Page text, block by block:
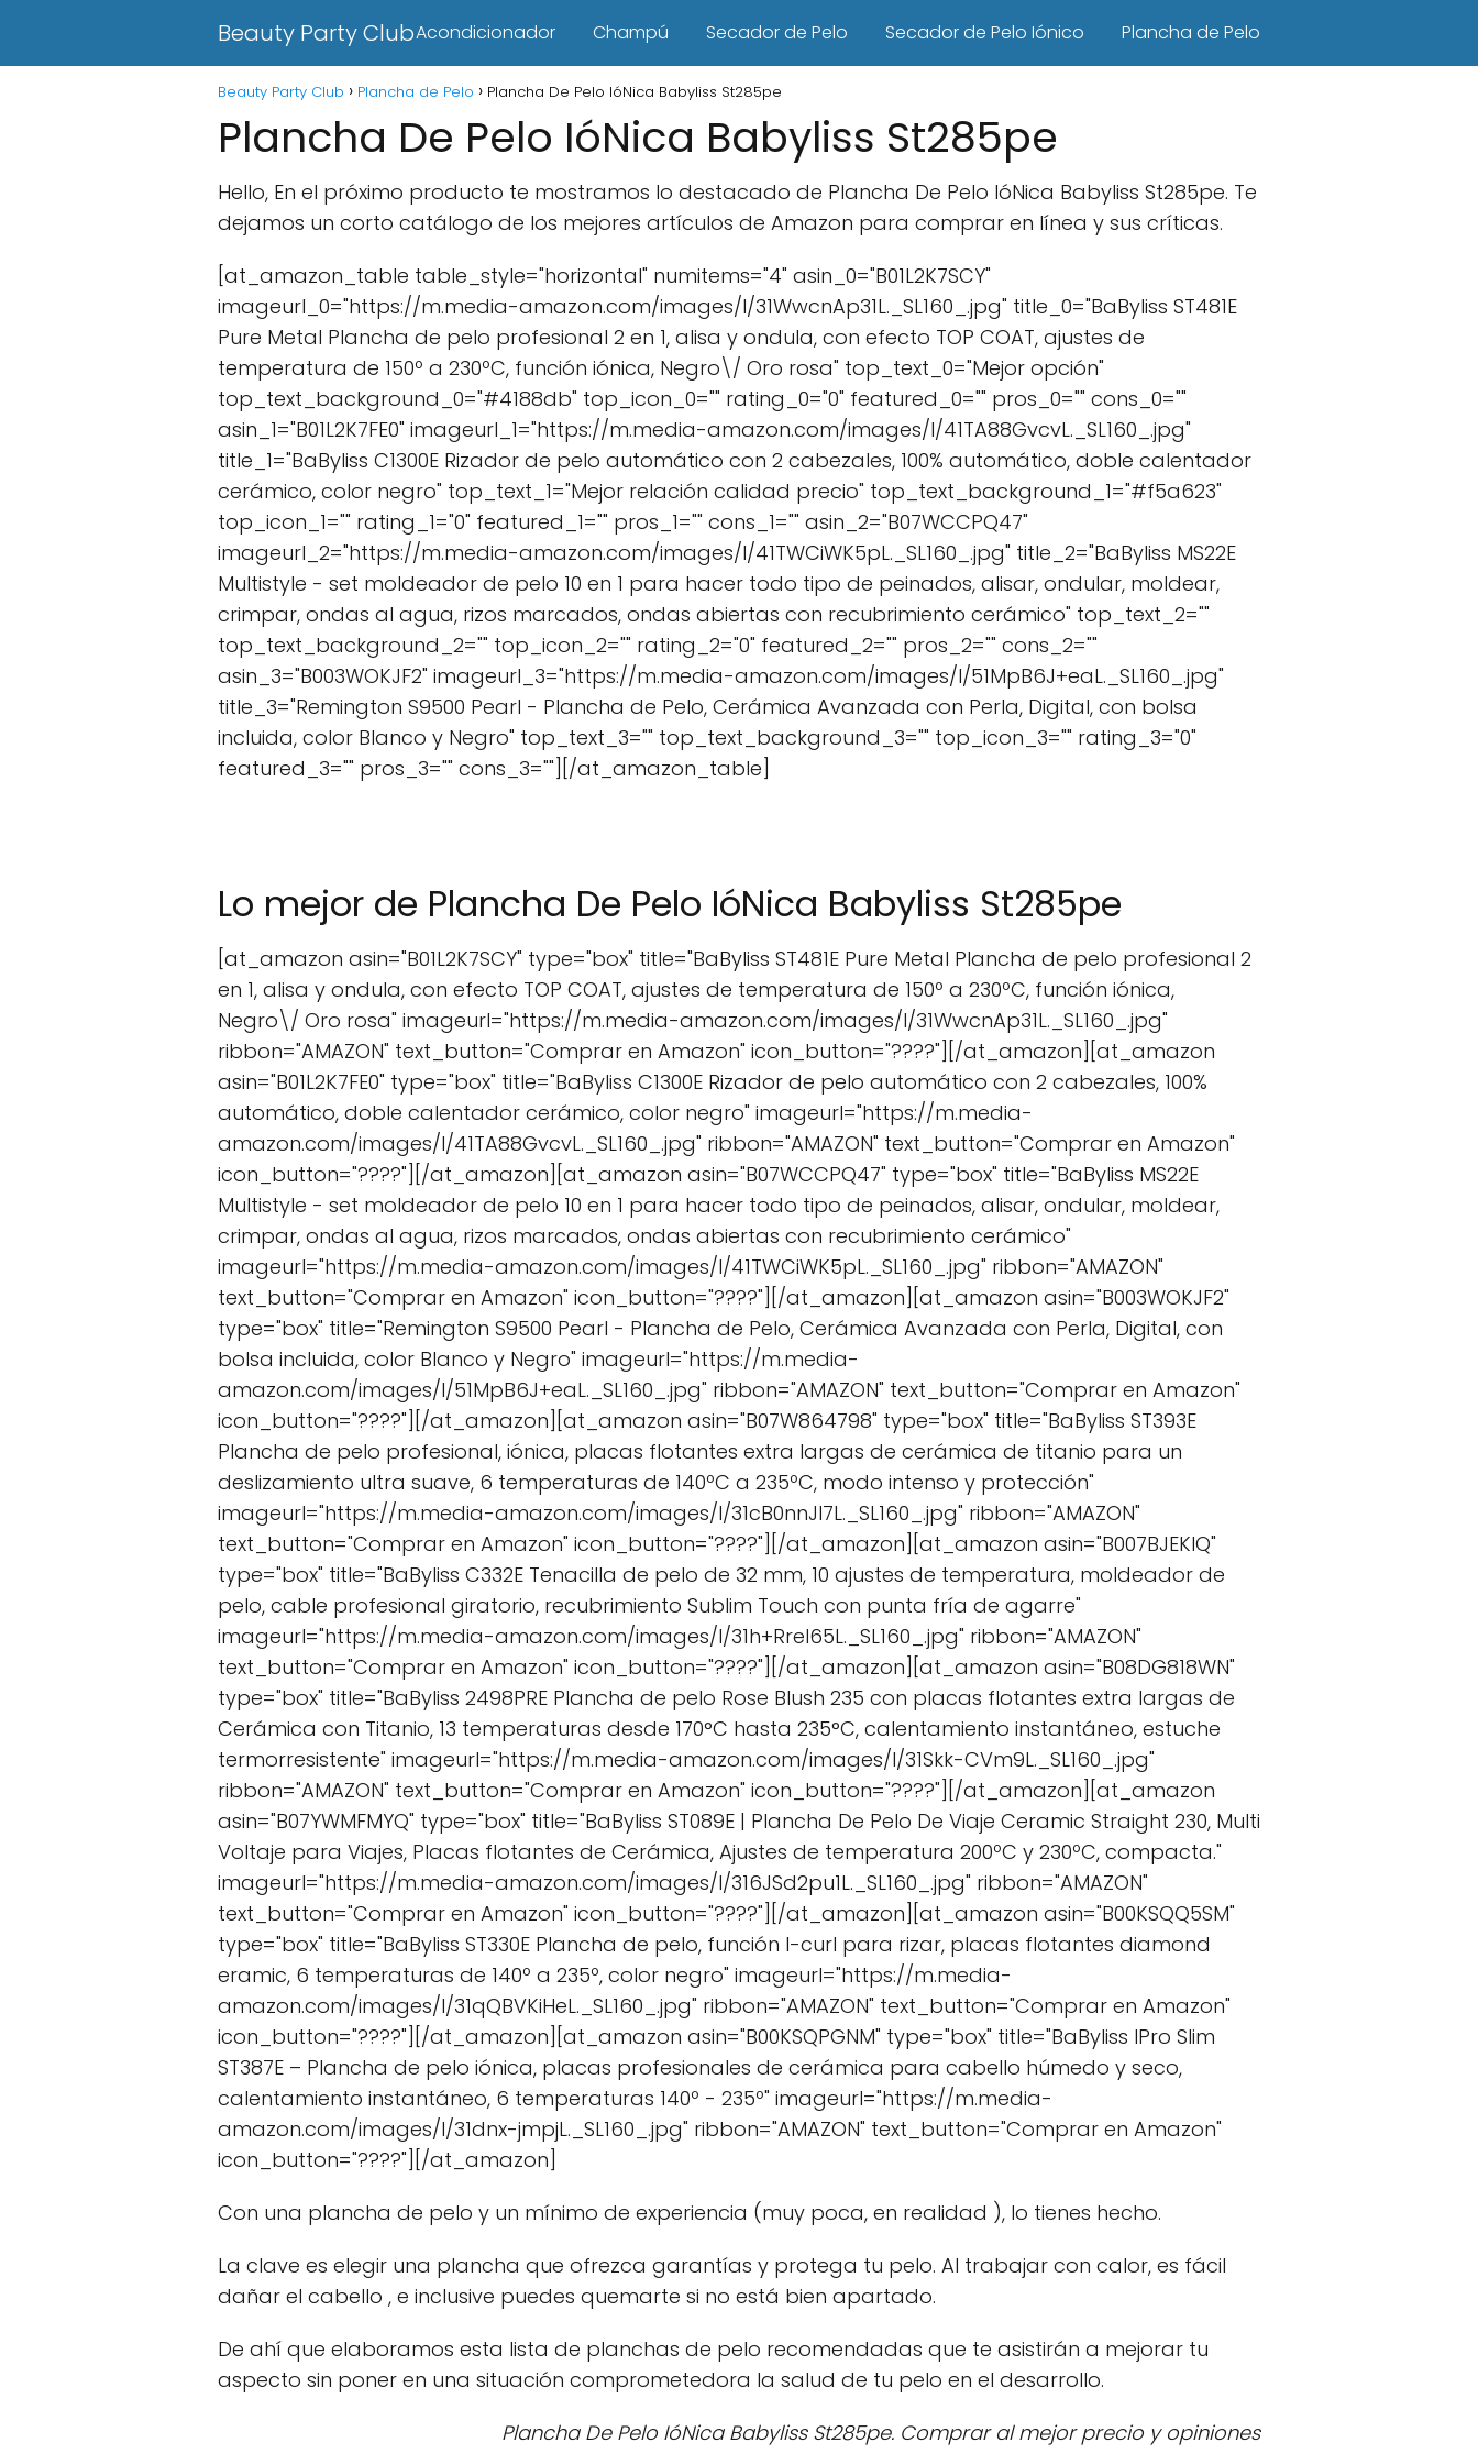
Beauty Party ClubAcondicionador Champú Secador de Pelo Secador de Pelo Iónico Plancha de Pelo
Beauty Party Club Plancha de Pelo Plancha De Pelo IóNica Babyliss St285pe
Plancha De Pelo IóNica Babyliss St285pe
Hello, En el próximo producto te mostramos lo destacado de Plancha De Pelo IóNica Babyliss St285pe. Te
dejamos un corto catálogo de los mejores artículos de Amazon para comprar en línea y sus críticas.
[at_amazon_table table_style="horizontal" numitems="4" asin_0="B01L2K7SCY"
imageurl_0="https://m.media-amazon.com/images/I/31WwcnAp31L._SL160_.jpg" title_0="BaByliss ST481E
Pure Metal Plancha de pelo profesional 2 en 1, alisa y ondula, con efecto TOP COAT, ajustes de
temperatura de 150º a 230ºC, función iónica, Negro\/ Oro rosa" top_text_0="Mejor opción"
top_text_background_0="#4188db" top_icon_0="" rating_0="0" featured_0="" pros_0="" cons_0=""
asin_1="B01L2K7FE0" imageurl_1="https://m.media-amazon.com/images/I/41TA88GvcvL._SL160_.jpg"
title_1="BaByliss C1300E Rizador de pelo automático con 2 cabezales, 100% automático, doble calentador
cerámico, color negro" top_text_1="Mejor relación calidad precio" top_text_background_1="#f5a623"
top_icon_1="" rating_1="0" featured_1="" pros_1="" cons_1="" asin_2="B07WCCPQ47"
imageurl_2="https://m.media-amazon.com/images/I/41TWCiWK5pL._SL160_.jpg" title_2="BaByliss MS22E
Multistyle - set moldeador de pelo 10 en 1 para hacer todo tipo de peinados, alisar, ondular, moldear,
crimpar, ondas al agua, rizos marcados, ondas abiertas con recubrimiento cerámico" top_text_2=""
top_text_background_2="" top_icon_2="" rating_2="0" featured_2="" pros_2="" cons_2=""
asin_3="B003WOKJF2" imageurl_3="https://m.media-amazon.com/images/I/51MpB6J+eaL._SL160_.jpg"
title_3="Remington S9500 Pearl - Plancha de Pelo, Cerámica Avanzada con Perla, Digital, con bolsa
incluida, color Blanco y Negro" top_text_3="" top_text_background_3="" top_icon_3="" rating_3="0"
featured_3="" pros_3="" cons_3=""][/at_amazon_table]
Lo mejor de Plancha De Pelo IóNica Babyliss St285pe
[at_amazon asin="B01L2K7SCY" type="box" title="BaByliss ST481E Pure Metal Plancha de pelo profesional 2
en 1, alisa y ondula, con efecto TOP COAT, ajustes de temperatura de 150º a 230ºC, función iónica,
Negro\/ Oro rosa" imageurl="https://m.media-amazon.com/images/I/31WwcnAp31L._SL160_.jpg"
ribbon="AMAZON" text_button="Comprar en Amazon" icon_button="????"][/at_amazon][at_amazon
asin="B01L2K7FE0" type="box" title="BaByliss C1300E Rizador de pelo automático con 2 cabezales, 100%
automático, doble calentador cerámico, color negro" imageurl="https://m.media-
amazon.com/images/I/41TA88GvcvL._SL160_.jpg" ribbon="AMAZON" text_button="Comprar en Amazon"
icon_button="????"][/at_amazon][at_amazon asin="B07WCCPQ47" type="box" title="BaByliss MS22E
Multistyle - set moldeador de pelo 10 en 1 para hacer todo tipo de peinados, alisar, ondular, moldear,
crimpar, ondas al agua, rizos marcados, ondas abiertas con recubrimiento cerámico"
imageurl="https://m.media-amazon.com/images/I/41TWCiWK5pL._SL160_.jpg" ribbon="AMAZON"
text_button="Comprar en Amazon" icon_button="????"][/at_amazon][at_amazon asin="B003WOKJF2"
type="box" title="Remington S9500 Pearl - Plancha de Pelo, Cerámica Avanzada con Perla, Digital, con
bolsa incluida, color Blanco y Negro" imageurl="https://m.media-
amazon.com/images/I/51MpB6J+eaL._SL160_.jpg" ribbon="AMAZON" text_button="Comprar en Amazon"
icon_button="????"][/at_amazon][at_amazon asin="B07W864798" type="box" title="BaByliss ST393E
Plancha de pelo profesional, iónica, placas flotantes extra largas de cerámica de titanio para un
deslizamiento ultra suave, 6 temperaturas de 140ºC a 235ºC, modo intenso y protección"
imageurl="https://m.media-amazon.com/images/I/31cB0nnJl7L._SL160_.jpg" ribbon="AMAZON"
text_button="Comprar en Amazon" icon_button="????"][/at_amazon][at_amazon asin="B007BJEKIQ"
type="box" title="BaByliss C332E Tenacilla de pelo de 32 mm, 10 ajustes de temperatura, moldeador de
pelo, cable profesional giratorio, recubrimiento Sublim Touch con punta fría de agarre"
imageurl="https://m.media-amazon.com/images/I/31h+RreI65L._SL160_.jpg" ribbon="AMAZON"
text_button="Comprar en Amazon" icon_button="????"][/at_amazon][at_amazon asin="B08DG818WN"
type="box" title="BaByliss 2498PRE Plancha de pelo Rose Blush 235 con placas flotantes extra largas de
Cerámica con Titanio, 13 temperaturas desde 170°C hasta 235°C, calentamiento instantáneo, estuche
termorresistente" imageurl="https://m.media-amazon.com/images/I/31Skk-CVm9L._SL160_.jpg"
ribbon="AMAZON" text_button="Comprar en Amazon" icon_button="????"][/at_amazon][at_amazon
asin="B07YWMFMYQ" type="box" title="BaByliss ST089E | Plancha De Pelo De Viaje Ceramic Straight 230, Multi
Voltaje para Viajes, Placas flotantes de Cerámica, Ajustes de temperatura 200ºC y 230ºC, compacta."
imageurl="https://m.media-amazon.com/images/I/316JSd2pu1L._SL160_.jpg" ribbon="AMAZON"
text_button="Comprar en Amazon" icon_button="????"][/at_amazon][at_amazon asin="B00KSQQ5SM"
type="box" title="BaByliss ST330E Plancha de pelo, función I-curl para rizar, placas flotantes diamond
eramic, 6 temperaturas de 140º a 235º, color negro" imageurl="https://m.media-
amazon.com/images/I/31qQBVKiHeL._SL160_.jpg" ribbon="AMAZON" text_button="Comprar en Amazon"
icon_button="????"][/at_amazon][at_amazon asin="B00KSQPGNM" type="box" title="BaByliss IPro Slim
ST387E – Plancha de pelo iónica, placas profesionales de cerámica para cabello húmedo y seco,
calentamiento instantáneo, 6 temperaturas 140º - 235º" imageurl="https://m.media-
amazon.com/images/I/31dnx-jmpjL._SL160_.jpg" ribbon="AMAZON" text_button="Comprar en Amazon"
icon_button="????"][/at_amazon]
Con una plancha de pelo y un mínimo de experiencia (muy poca, en realidad ), lo tienes hecho.
La clave es elegir una plancha que ofrezca garantías y protega tu pelo. Al trabajar con calor, es fácil
dañar el cabello , e inclusive puedes quemarte si no está bien apartado.
De ahí que elaboramos esta lista de planchas de pelo recomendadas que te asistirán a mejorar tu
aspecto sin poner en una situación comprometedora la salud de tu pelo en el desarrollo.
Plancha De Pelo IóNica Babyliss St285pe. Comprar al mejor precio y opiniones